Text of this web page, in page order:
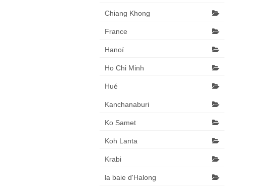
Chiang Khong
France
Hanoï
Ho Chi Minh
Hué
Kanchanaburi
Ko Samet
Koh Lanta
Krabi
la baie d'Halong